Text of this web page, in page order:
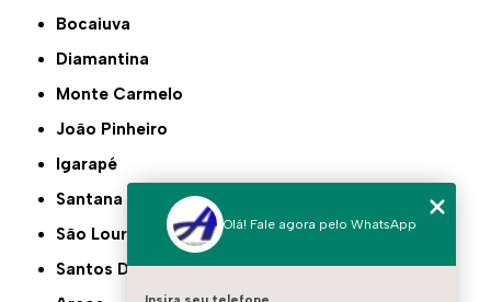
Bocaiuva
Diamantina
Monte Carmelo
João Pinheiro
Igarapé
Santana do Paraíso
São Lourenço
Santos Dumont
Olá! Fale agora pelo WhatsApp